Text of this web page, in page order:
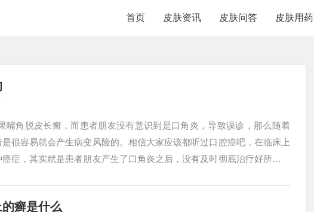
首页 皮肤资讯 皮肤问答 皮肤用药
嘴角脱皮长癣，而患者朋友没有意识到是口角炎，导致误诊，那么随着
很容易就会产生病变风险的。相信大家应该都听过口腔癌吧，在临床上
症，其实就是患者朋友产生了口角炎之后，没有及时彻底治疗好所导致
癣是什么